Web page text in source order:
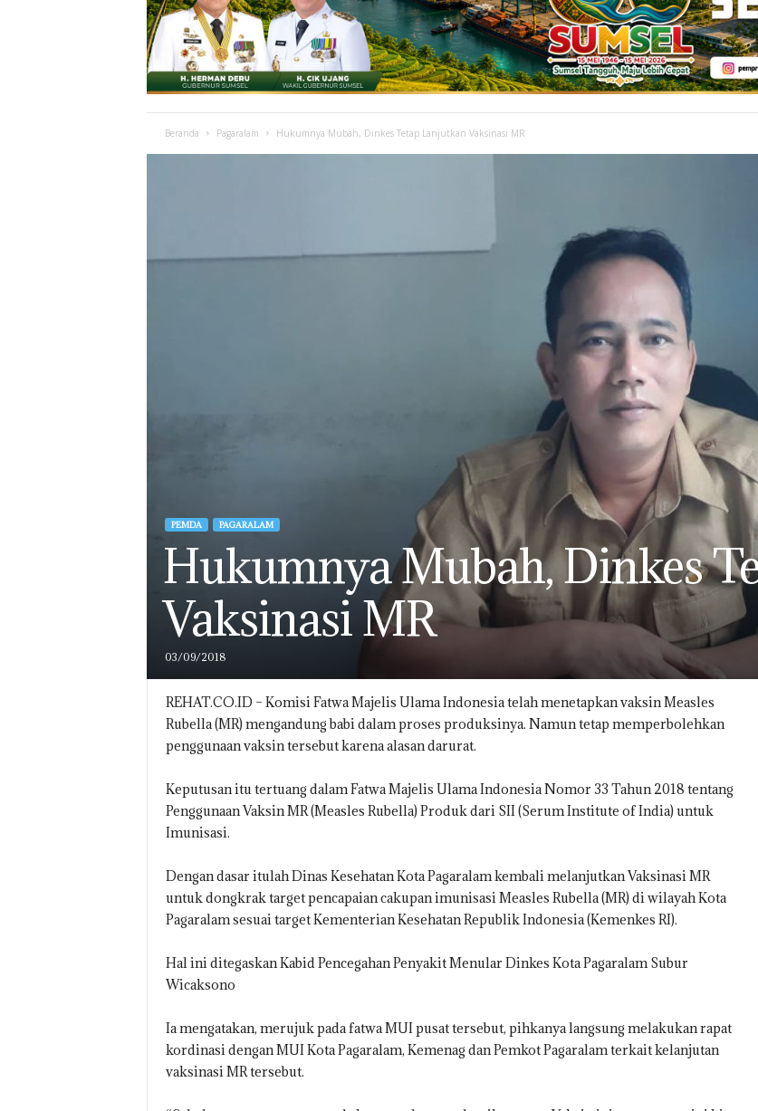
Beranda Pagaralam Hukumnya Mubah, Dinkes Tetap Lanjutkan Vaksinasi MR
PEMDA PAGARALAM
Hukumnya Mubah, Dinkes
Vaksinasi MR
03/09/2018
REHAT.CO.ID – Komisi Fatwa Majelis Ulama Indonesia telah menetapkan vaksin Measles
Rubella (MR) mengandung babi dalam proses produksinya. Namun tetap memperbolehkan
penggunaan vaksin tersebut karena alasan darurat.
Keputusan itu tertuang dalam Fatwa Majelis Ulama Indonesia Nomor 33 Tahun 2018 tentang
Penggunaan Vaksin MR (Measles Rubella) Produk dari SII (Serum Institute of India) untuk
Imunisasi.
Dengan dasar itulah Dinas Kesehatan Kota Pagaralam kembali melanjutkan Vaksinasi MR
untuk dongkrak target pencapaian cakupan imunisasi Measles Rubella (MR) di wilayah Kota
Pagaralam sesuai target Kementerian Kesehatan Republik Indonesia (Kemenkes RI).
Hal ini ditegaskan Kabid Pencegahan Penyakit Menular Dinkes Kota Pagaralam Subur
Wicaksono
Ia mengatakan, merujuk pada fatwa MUI pusat tersebut, pihkanya langsung melakukan rapat
kordinasi dengan MUI Kota Pagaralam, Kemenag dan Pemkot Pagaralam terkait kelanjutan
vaksinasi MR tersebut.